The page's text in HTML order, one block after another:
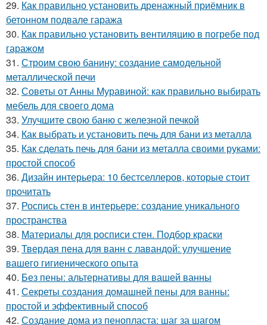
29. Как правильно установить дренажный приёмник в
бетонном подвале гаража
30. Как правильно установить вентиляцию в погребе под
гаражом
31. Строим свою банину: создание самодельной
металлической печи
32. Советы от Анны Муравиной: как правильно выбирать
мебель для своего дома
33. Улучшите свою баню с железной печкой
34. Как выбрать и установить печь для бани из металла
35. Как сделать печь для бани из металла своими руками:
простой способ
36. Дизайн интерьера: 10 бестселлеров, которые стоит
прочитать
37. Роспись стен в интерьере: создание уникального
пространства
38. Материалы для росписи стен. Подбор краски
39. Твердая пена для ванн с лавандой: улучшение
вашего гигиенического опыта
40. Без пены: альтернативы для вашей ванны
41. Секреты создания домашней пены для ванны:
простой и эффективный способ
42. Создание дома из пенопласта: шаг за шагом